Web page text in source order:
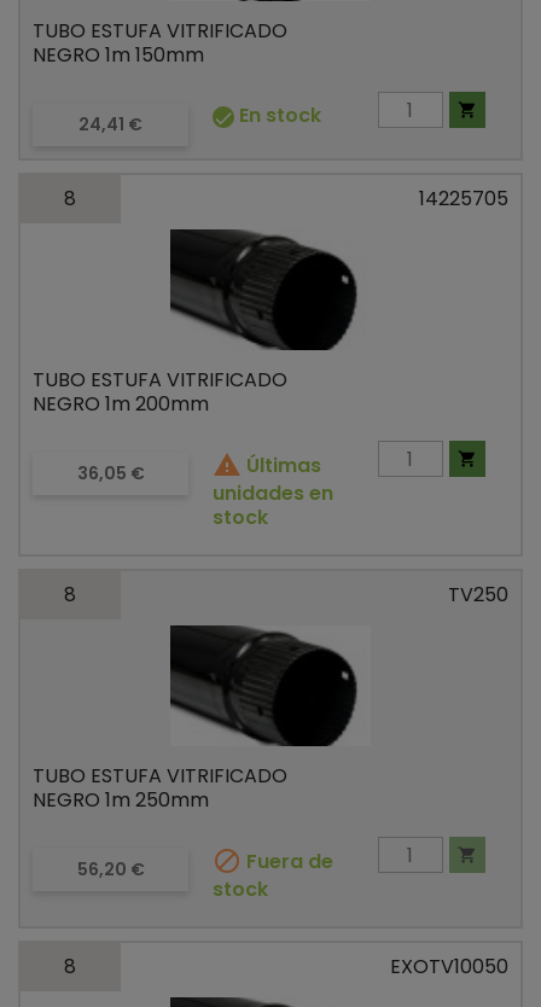
TUBO ESTUFA VITRIFICADO
NEGRO 1m 150mm
Precio
24,41 €  En stock 
8 14225705
TUBO ESTUFA VITRIFICADO
NEGRO 1m 200mm
Precio
36,05 €  Últimas
unidades en
stock

8 TV250
TUBO ESTUFA VITRIFICADO
NEGRO 1m 250mm
Precio
56,20 €  Fuera de
stock

8 EXOTV10050